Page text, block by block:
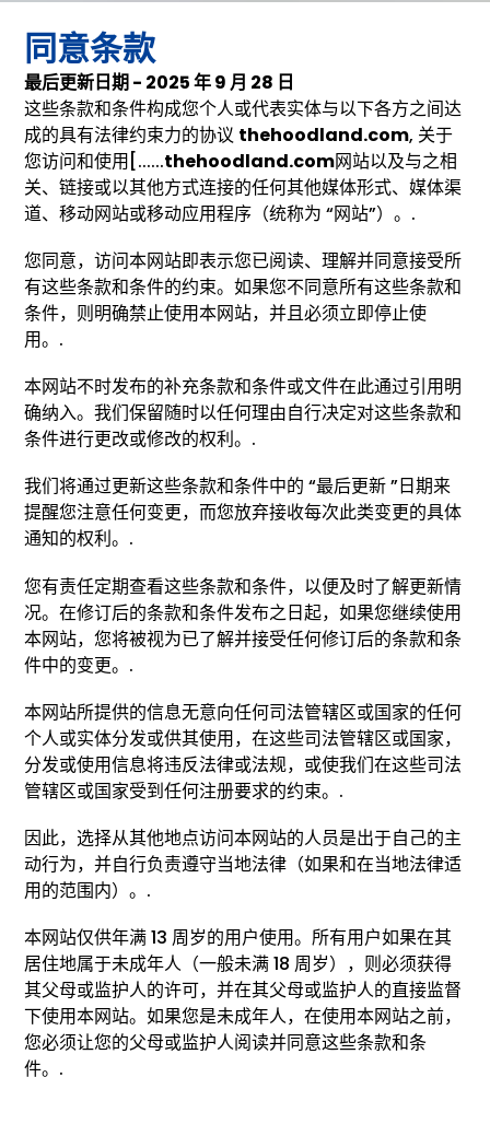
同意条款
最后更新日期 - 2025 年 9 月 28 日
这些条款和条件构成您个人或代表实体与以下各方之间达
成的具有法律约束力的协议 thehoodland.com, 关于
您访问和使用[......thehoodland.com网站以及与之相
关、链接或以其他方式连接的任何其他媒体形式、媒体渠
道、移动网站或移动应用程序（统称为 “网站”）。.
您同意，访问本网站即表示您已阅读、理解并同意接受所
有这些条款和条件的约束。如果您不同意所有这些条款和
条件，则明确禁止使用本网站，并且必须立即停止使
用。.
本网站不时发布的补充条款和条件或文件在此通过引用明
确纳入。我们保留随时以任何理由自行决定对这些条款和
条件进行更改或修改的权利。.
我们将通过更新这些条款和条件中的 “最后更新 ”日期来
提醒您注意任何变更，而您放弃接收每次此类变更的具体
通知的权利。.
您有责任定期查看这些条款和条件，以便及时了解更新情
况。在修订后的条款和条件发布之日起，如果您继续使用
本网站，您将被视为已了解并接受任何修订后的条款和条
件中的变更。.
本网站所提供的信息无意向任何司法管辖区或国家的任何
个人或实体分发或供其使用，在这些司法管辖区或国家，
分发或使用信息将违反法律或法规，或使我们在这些司法
管辖区或国家受到任何注册要求的约束。.
因此，选择从其他地点访问本网站的人员是出于自己的主
动行为，并自行负责遵守当地法律（如果和在当地法律适
用的范围内）。.
本网站仅供年满 13 周岁的用户使用。所有用户如果在其
居住地属于未成年人（一般未满 18 周岁），则必须获得
其父母或监护人的许可，并在其父母或监护人的直接监督
下使用本网站。如果您是未成年人，在使用本网站之前，
您必须让您的父母或监护人阅读并同意这些条款和条
件。.